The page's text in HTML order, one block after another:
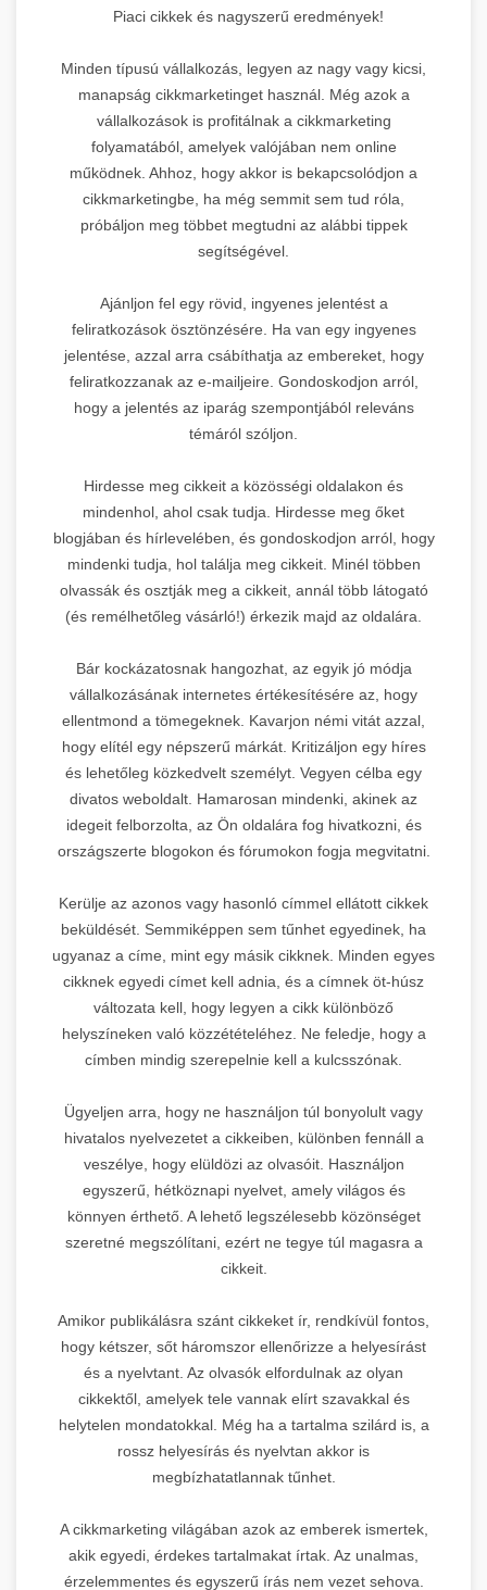
Piaci cikkek és nagyszerű eredmények!
Minden típusú vállalkozás, legyen az nagy vagy kicsi,
manapság cikkmarketinget használ. Még azok a
vállalkozások is profitálnak a cikkmarketing
folyamatából, amelyek valójában nem online
működnek. Ahhoz, hogy akkor is bekapcsolódjon a
cikkmarketingbe, ha még semmit sem tud róla,
próbáljon meg többet megtudni az alábbi tippek
segítségével.
Ajánljon fel egy rövid, ingyenes jelentést a
feliratkozások ösztönzésére. Ha van egy ingyenes
jelentése, azzal arra csábíthatja az embereket, hogy
feliratkozzanak az e-mailjeire. Gondoskodjon arról,
hogy a jelentés az iparág szempontjából releváns
témáról szóljon.
Hirdesse meg cikkeit a közösségi oldalakon és
mindenhol, ahol csak tudja. Hirdesse meg őket
blogjában és hírlevelében, és gondoskodjon arról, hogy
mindenki tudja, hol találja meg cikkeit. Minél többen
olvassák és osztják meg a cikkeit, annál több látogató
(és remélhetőleg vásárló!) érkezik majd az oldalára.
Bár kockázatosnak hangozhat, az egyik jó módja
vállalkozásának internetes értékesítésére az, hogy
ellentmond a tömegeknek. Kavarjon némi vitát azzal,
hogy elítél egy népszerű márkát. Kritizáljon egy híres
és lehetőleg közkedvelt személyt. Vegyen célba egy
divatos weboldalt. Hamarosan mindenki, akinek az
idegeit felborzolta, az Ön oldalára fog hivatkozni, és
országszerte blogokon és fórumokon fogja megvitatni.
Kerülje az azonos vagy hasonló címmel ellátott cikkek
beküldését. Semmiképpen sem tűnhet egyedinek, ha
ugyanaz a címe, mint egy másik cikknek. Minden egyes
cikknek egyedi címet kell adnia, és a címnek öt-húsz
változata kell, hogy legyen a cikk különböző
helyszíneken való közzétételéhez. Ne feledje, hogy a
címben mindig szerepelnie kell a kulcsszónak.
Ügyeljen arra, hogy ne használjon túl bonyolult vagy
hivatalos nyelvezetet a cikkeiben, különben fennáll a
veszélye, hogy elüldözi az olvasóit. Használjon
egyszerű, hétköznapi nyelvet, amely világos és
könnyen érthető. A lehető legszélesebb közönséget
szeretné megszólítani, ezért ne tegye túl magasra a
cikkeit.
Amikor publikálásra szánt cikkeket ír, rendkívül fontos,
hogy kétszer, sőt háromszor ellenőrizze a helyesírást
és a nyelvtant. Az olvasók elfordulnak az olyan
cikkektől, amelyek tele vannak elírt szavakkal és
helytelen mondatokkal. Még ha a tartalma szilárd is, a
rossz helyesírás és nyelvtan akkor is
megbízhatatlannak tűnhet.
A cikkmarketing világában azok az emberek ismertek,
akik egyedi, érdekes tartalmakat írtak. Az unalmas,
érzelemmentes és egyszerű írás nem vezet sehova.